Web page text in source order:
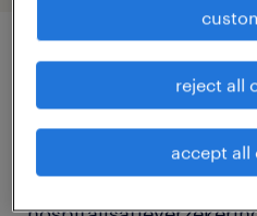
Erpe-Mere
vast contract hoog
reject all
accept all